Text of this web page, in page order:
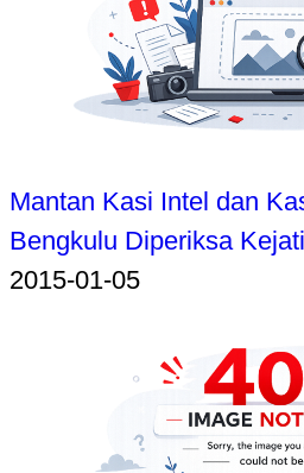
Mantan Kasi Intel dan
Bengkulu Diperiksa Kejati
2015-01-05